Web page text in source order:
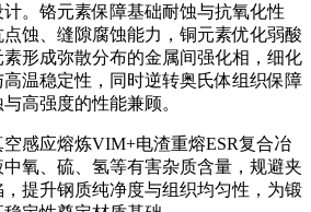
。铬元素保障基础耐蚀与抗氧化性
蚀、缝隙腐蚀能力，铜元素优化弱酸
形成弥散分布的金属间强化相，细化
温稳定性，同时逆转奥氏体组织保障
高强度的性能兼顾。
感应熔炼VIM+电渣重熔ESR复合冶
氧、硫、氢等有害杂质含量，规避夹
提升钢质纯净度与组织均匀性，为锻